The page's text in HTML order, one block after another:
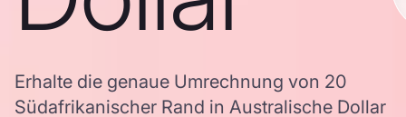
Erhalte die genaue Umrechnung von 20
Südafrikanischer Rand in Australische Dollar